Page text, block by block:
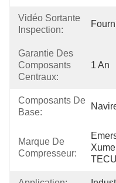
Vidéo Sortante
Inspection:
Garantie Des
Composants
Centraux:
1 An
Composants De
Base:
Marque De
Compresseur: